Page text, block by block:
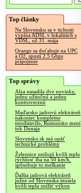
Top články
Na Slovensku sa v tichosti
vypína ADSL v lokalitách s
VDSL, už 31. mája
Orange sa doťahuje na UPC
a O2, spustí 2.5 Gbps
pripojenie
Top správy
Alza nasadila dve novinky,
jednu užitočnú a jednu
kontroverznú
Maďarsko jadrovú elektráreň
nakoniec kompletne
neodstavilo, Rumunsko mení
tok Dunaja
Slovensko.sk má opäť
technické problémy
Železnice znižujú kvôli teplu
rýchlosť iba na 50 km/h,
spôsobuje to meškanie
Ďalšia jadrová elektráreň
južne od Slovenska musela
kvôli teplu znížiť výkon